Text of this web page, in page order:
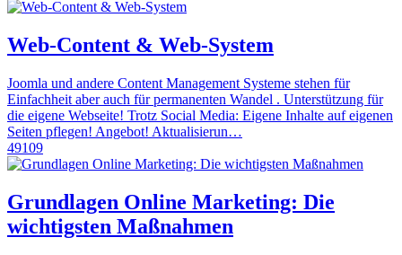
Web-Content & Web-System
Joomla und andere Content Management Systeme stehen für
Einfachheit aber auch für permanenten Wandel . Unterstützung für
die eigene Webseite! Trotz Social Media: Eigene Inhalte auf eigenen
Seiten pflegen! Angebot! Aktualisierun…
49109
Grundlagen Online Marketing: Die
wichtigsten Maßnahmen